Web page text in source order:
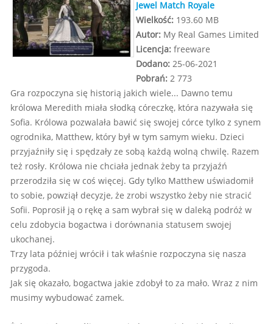
Jewel Match Royale
Wielkość: 193.60 MB
Autor: My Real Games Limited
Licencja: freeware
Dodano: 25-06-2021
Pobrań: 2 773
Gra rozpoczyna się historią jakich wiele... Dawno temu
królowa Meredith miała słodką córeczkę, która nazywała się
Sofia. Królowa pozwalała bawić się swojej córce tylko z synem
ogrodnika, Matthew, który był w tym samym wieku. Dzieci
przyjaźniły się i spędzały ze sobą każdą wolną chwilę. Razem
też rosły. Królowa nie chciała jednak żeby ta przyjaźń
przerodziła się w coś więcej. Gdy tylko Matthew uświadomił
to sobie, powziął decyzje, że zrobi wszystko żeby nie stracić
Sofii. Poprosił ją o rękę a sam wybrał się w daleką podróż w
celu zdobycia bogactwa i dorównania statusem swojej
ukochanej.
Trzy lata później wrócił i tak właśnie rozpoczyna się nasza
przygoda.
Jak się okazało, bogactwa jakie zdobył to za mało. Wraz z nim
musimy wybudować zamek.